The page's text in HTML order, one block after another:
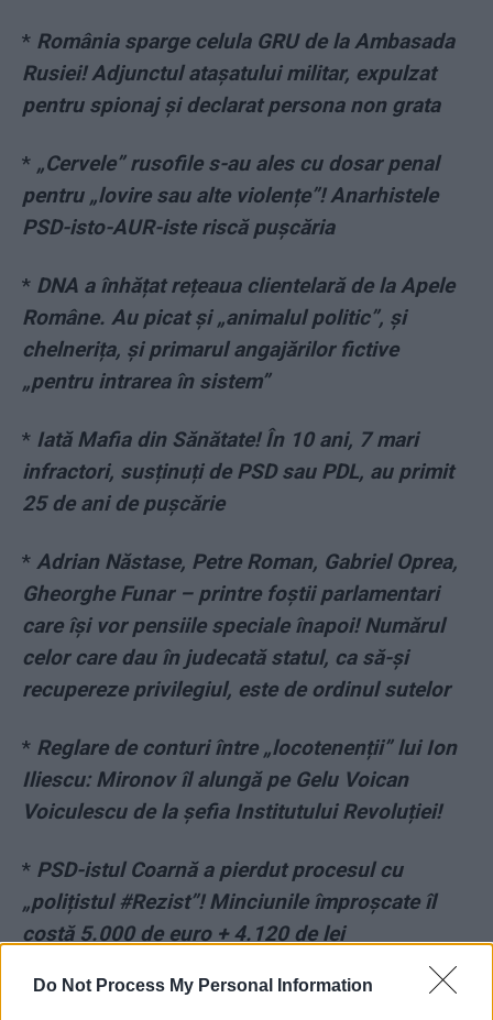
Do Not Process My Personal Information
* România sparge celula GRU de la Ambasada
Rusiei! Adjunctul atașatului militar, expulzat
pentru spionaj și declarat persona non grata
* „Cervele” rusofile s-au ales cu dosar penal
pentru „lovire sau alte violențe”! Anarhistele
PSD-isto-AUR-iste riscă pușcăria
* DNA a înhățat rețeaua clientelară de la Apele
Române. Au picat și „animalul politic”, și
chelnerița, și primarul angajărilor fictive
„pentru intrarea în sistem”
* Iată Mafia din Sănătate! În 10 ani, 7 mari
infractori, susținuți de PSD sau PDL, au primit
25 de ani de pușcărie
* Adrian Năstase, Petre Roman, Gabriel Oprea,
Gheorghe Funar – printre foștii parlamentari
care își vor pensiile speciale înapoi! Numărul
celor care dau în judecată statul, ca să-și
recupereze privilegiul, este de ordinul sutelor
* Reglare de conturi între „locotenenții” lui Ion
Iliescu: Mironov îl alungă pe Gelu Voican
Voiculescu de la șefia Institutului Revoluției!
* PSD-istul Coarnă a pierdut procesul cu
„polițistul #Rezist”! Minciunile împroșcate îl
costă 5.000 de euro + 4.120 de lei
*VIDEO. Teolog fanatic, anarhist: „Ne-au